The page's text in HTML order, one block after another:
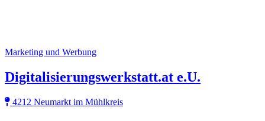
Marketing und Werbung
Digitalisierungswerkstatt.at e.U.
4212 Neumarkt im Mühlkreis